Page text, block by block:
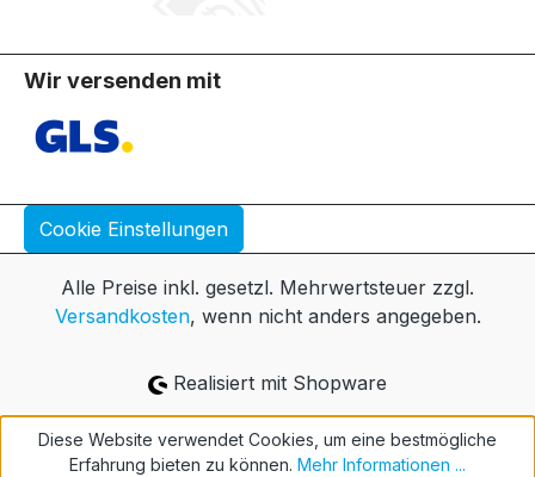
Wir versenden mit
Cookie Einstellungen
Alle Preise inkl. gesetzl. Mehrwertsteuer zzgl.
Versandkosten, wenn nicht anders angegeben.
Realisiert mit Shopware
Diese Website verwendet Cookies, um eine bestmögliche
Erfahrung bieten zu können. Mehr Informationen ...